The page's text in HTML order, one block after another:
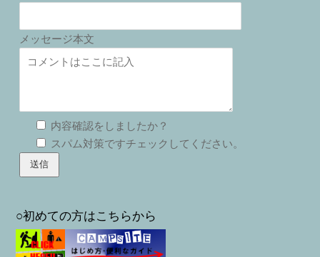
メッセージ本文
内容確認をしましたか？
スパム対策ですチェックしてください。
○初めての方はこちらから